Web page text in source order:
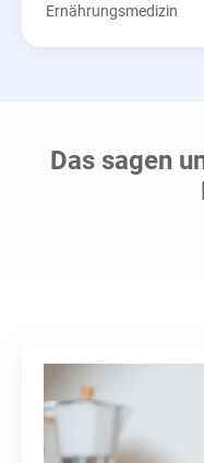
Ernährungsmedizin
Das sagen